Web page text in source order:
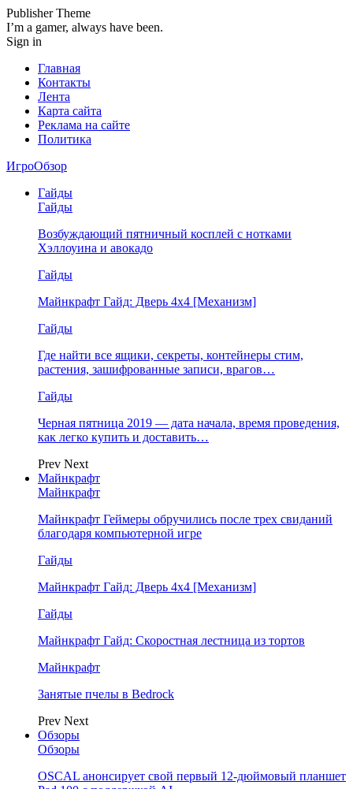
Publisher Theme
I’m a gamer, always have been.
Sign in
Главная
Контакты
Лента
Карта сайта
Реклама на сайте
Политика
ИгроОбзор
Гайды
Гайды
Возбуждающий пятничный косплей с нотками
Хэллоуина и авокадо
Гайды
Майнкрафт Гайд: Дверь 4х4 [Механизм]
Гайды
Где найти все ящики, секреты, контейнеры стим,
растения, зашифрованные записи, врагов…
Гайды
Черная пятница 2019 — дата начала, время проведения,
как легко купить и доставить…
Prev Next
Майнкрафт
Майнкрафт
Майнкрафт Геймеры обручились после трех свиданий
благодаря компьютерной игре
Гайды
Майнкрафт Гайд: Дверь 4х4 [Механизм]
Гайды
Майнкрафт Гайд: Скоростная лестница из тортов
Майнкрафт
Занятые пчелы в Bedrock
Prev Next
Обзоры
Обзоры
OSCAL анонсирует свой первый 12-дюймовый планшет